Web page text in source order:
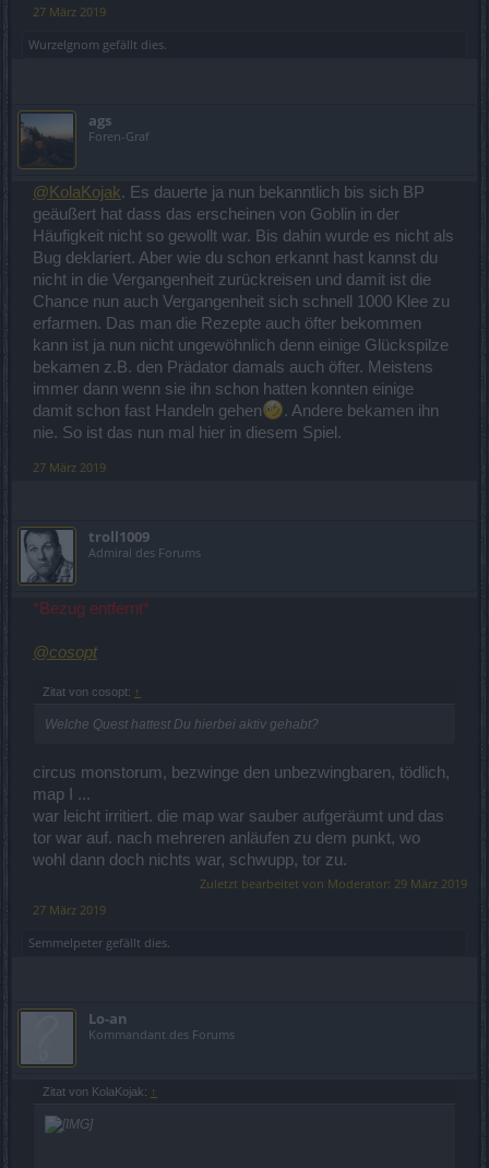
27 März 2019
Wurzelgnom gefällt dies.
ags
Foren-Graf
@KolaKojak. Es dauerte ja nun bekanntlich bis sich BP
geäußert hat dass das erscheinen von Goblin in der
Häufigkeit nicht so gewollt war. Bis dahin wurde es nicht als
Bug deklariert. Aber wie du schon erkannt hast kannst du
nicht in die Vergangenheit zurückreisen und damit ist die
Chance nun auch Vergangenheit sich schnell 1000 Klee zu
erfarmen. Das man die Rezepte auch öfter bekommen
kann ist ja nun nicht ungewöhnlich denn einige Glückspilze
bekamen z.B. den Prädator damals auch öfter. Meistens
immer dann wenn sie ihn schon hatten konnten einige
damit schon fast Handeln gehen
. Andere bekamen ihn
nie. So ist das nun mal hier in diesem Spiel.
27 März 2019
troll1009
Admiral des Forums
*Bezug entfernt*
@cosopt
Zitat von cosopt: ↑
Welche Quest hattest Du hierbei aktiv gehabt?
circus monstorum, bezwinge den unbezwingbaren, tödlich,
map I ...
war leicht irritiert. die map war sauber aufgeräumt und das
tor war auf. nach mehreren anläufen zu dem punkt, wo
wohl dann doch nichts war, schwupp, tor zu.
Zuletzt bearbeitet von Moderator: 29 März 2019
27 März 2019
Semmelpeter gefällt dies.
Lo-an
Kommandant des Forums
Zitat von KolaKojak: ↑